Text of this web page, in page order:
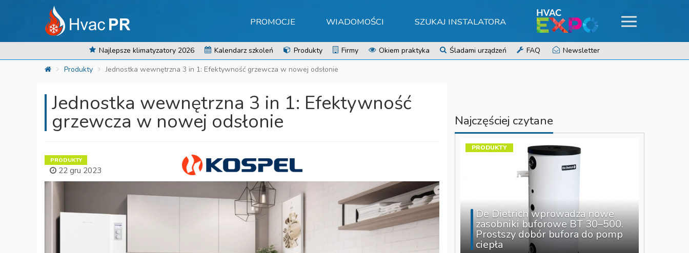
PROMOCJE WIADOMOŚCI SZUKAJ INSTALATORA
Najlepsze klimatyzatory 2026 Kalendarz szkoleń Produkty Firmy Okiem praktyka Śladami urządzeń FAQ
Newsletter
Produkty
Jednostka wewnętrzna 3 in 1: Efektywność grzewcza w nowej odsłonie
Jednostka wewnętrzna 3 in 1: Efektywność
grzewcza w nowej odsłonie
PRODUKTY
22 gru 2023
Najczęściej czytane
De Dietrich wprowadza nowe
zasobniki buforowe BT 30–500.
Prostszy dobór bufora do pomp
ciepła
PRODUKTY